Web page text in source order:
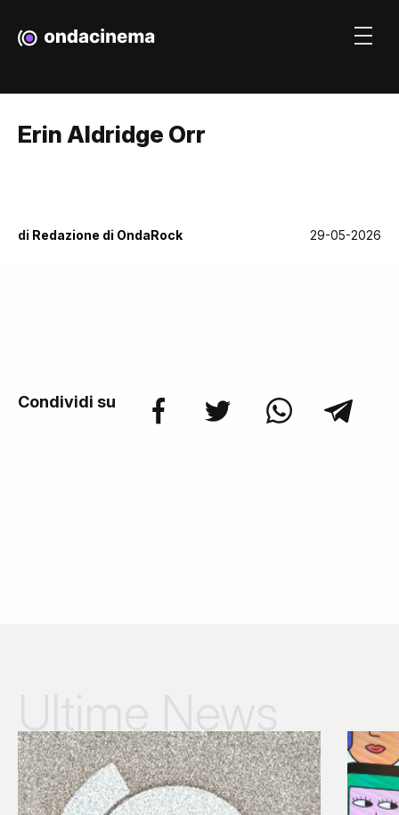
Erin Aldridge Orr
di Redazione di OndaRock 29-05-2026
Condividi su